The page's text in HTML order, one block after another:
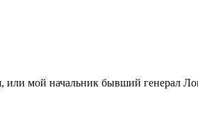
или мой начальник бывший генерал